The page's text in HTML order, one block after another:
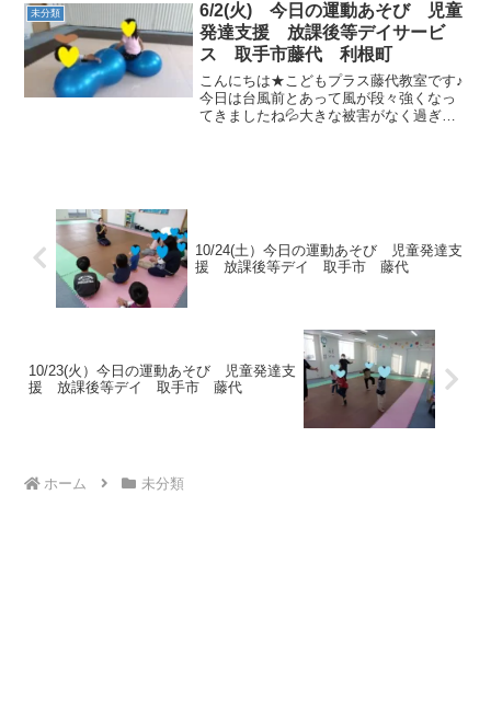
お友達と動物真似っこから始めましょ
う！クマ・カエル・アザラシ...
未分類
6/2(火) 今日の運動あそび 児童
発達支援 放課後等デイサービ
ス 取手市藤代 利根町
こんにちは★こどもプラス藤代教室です♪
今日は台風前とあって風が段々強くなっ
てきましたね💦大きな被害がなく過ぎ去
10/24(土）今日の運動あそび 児童発達支
援 放課後等デイ 取手市 藤代
10/23(火）今日の運動あそび 児童発達支
援 放課後等デイ 取手市 藤代
ホーム 未分類